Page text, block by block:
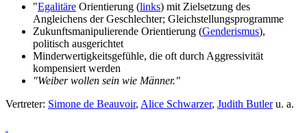
"Egalitäre Orientierung (links) mit Zielsetzung des
Angleichens der Geschlechter; Gleichstellungs­programme
Zukunftsmanipulierende Orientierung (Genderismus),
politisch ausgerichtet
Minderwertigkeitsgefühle, die oft durch Aggressivität
kompensiert werden
"Weiber wollen sein wie Männer."
Vertreter: Simone de Beauvoir, Alice Schwarzer, Judith Butleru. a.